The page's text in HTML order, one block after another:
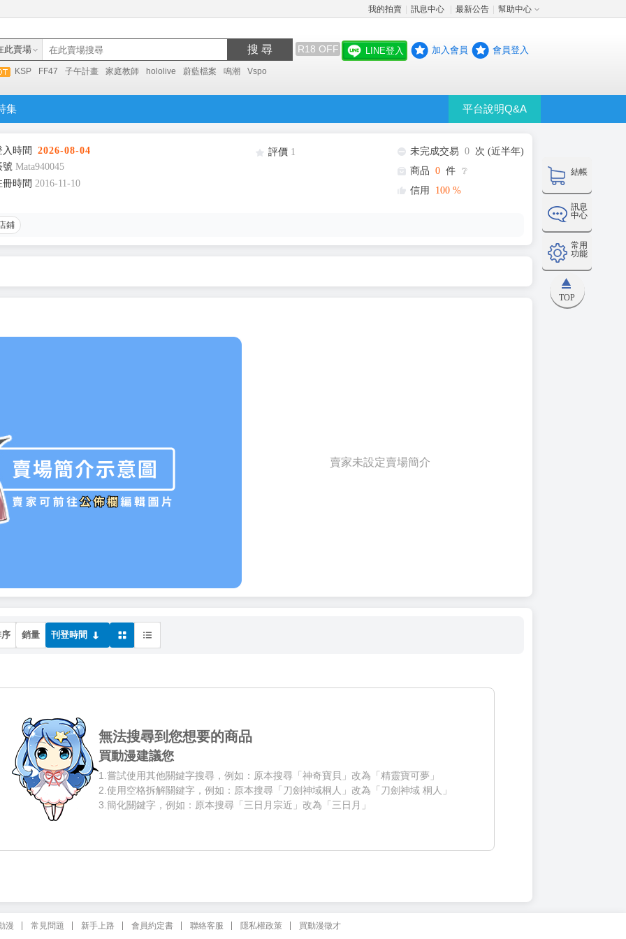
我的拍賣 訊息中心 最新公告 幫助中心
此賣場 搜 尋 R18 OFF
KSP FF47 子午計畫 家庭教師 hololive 蔚藍檔案 鳴潮 Vspo
LINE登入 加入會員 會員登入
集 平台說明Q&A
結帳
訊息
中心
常用
功能
TOP
時間
2026-08-04
號 Mata940045
時間 2016-11-10
評價 1 未完成交易 0 次 (近半年)
商品 0 件 ❔
信用
100 %
鋪
賣家未設定賣場簡介
銷量 刊登時間
無法搜尋到您想要的商品
買動漫建議您
1.嘗試使用其他關鍵字搜尋，例如：原本搜尋「神奇寶貝」改為「精靈寶可夢」
2.使用空格拆解關鍵字，例如：原本搜尋「刀劍神域桐人」改為「刀劍神域 桐人」
3.簡化關鍵字，例如：原本搜尋「三日月宗近」改為「三日月」
漫 常見問題 新手上路 會員約定書 聯絡客服 隱私權政策 買動漫徵才